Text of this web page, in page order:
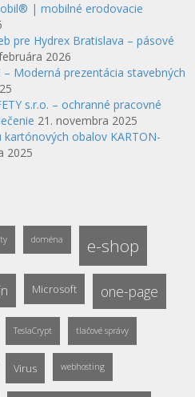
| mobilné erodovacie
pre Hydrex Bratislava – pásové
2026
– Moderná prezentácia stavebných
s.r.o. – ochranné pracovné
21. novembra 2025
obalov KARTON-
2025
doména e-shop
Microsoft one-page
TeslaCrypt tlačové správy
Virus webhosting